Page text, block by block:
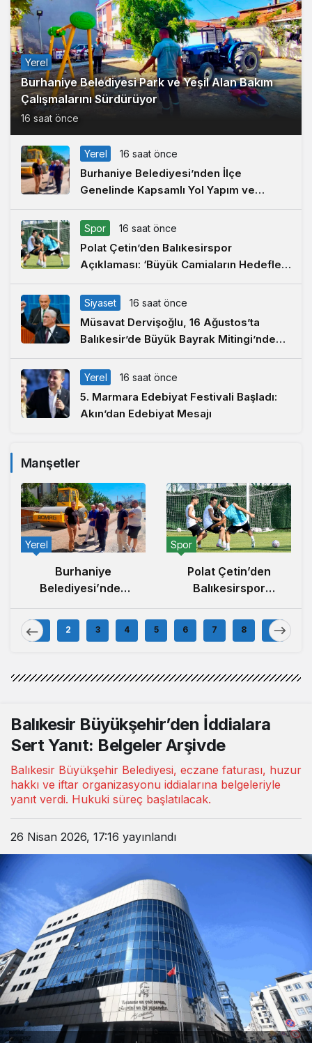
Yerel
Burhaniye Belediyesi Park ve Yeşil Alan Bakım
Çalışmalarını Sürdürüyor
16 saat önce
Yerel 16 saat önce
Burhaniye Belediyesi’nden İlçe
Genelinde Kapsamlı Yol Yapım ve
Onarım Çalışması
Spor 16 saat önce
Polat Çetin’den Balıkesirspor
Açıklaması: ‘Büyük Camiaların Hedefleri
Büyüktür’
Siyaset 16 saat önce
Müsavat Dervişoğlu, 16 Ağustos’ta
Balıkesir’de Büyük Bayrak Mitingi’nde
Konuşacak
Yerel 16 saat önce
5. Marmara Edebiyat Festivali Başladı:
Akın’dan Edebiyat Mesajı
Manşetler
Yerel
Burhaniye
Belediyesi’nden
Kapsamlı Yol
Yapım ve Onarım
Spor
Polat Çetin’den
Balıkesirspor
Açıklaması: ‘Büyük
Camiaların
Hedefleri
1 2 3 4 5 6 7 8 9
Balıkesir Büyükşehir’den İddialara
Sert Yanıt: Belgeler Arşivde
Balıkesir Büyükşehir Belediyesi, eczane faturası, huzur
hakkı ve iftar organizasyonu iddialarına belgeleriyle
yanıt verdi. Hukuki süreç başlatılacak.
26 Nisan 2026, 17:16 yayınlandı